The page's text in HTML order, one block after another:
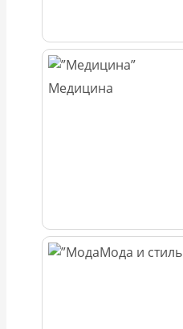
Медицина
Мода и стиль